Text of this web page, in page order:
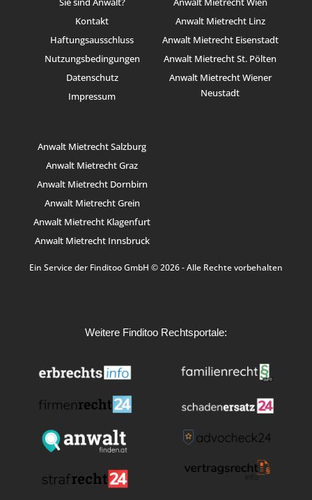
Kontakt
Haftungsausschluss
Nutzungsbedingungen
Datenschutz
Impressum
Anwalt Mietrecht Linz
Anwalt Mietrecht Eisenstadt
Anwalt Mietrecht St. Pölten
Anwalt Mietrecht Wiener
Neustadt
Anwalt Mietrecht Salzburg
Anwalt Mietrecht Graz
Anwalt Mietrecht Dornbirn
Anwalt Mietrecht Grein
Anwalt Mietrecht Klagenfurt
Anwalt Mietrecht Innsbruck
Ein Service der Finditoo GmbH © 2026 - Alle Rechte vorbehalten
Weitere Finditoo Rechtsportale: